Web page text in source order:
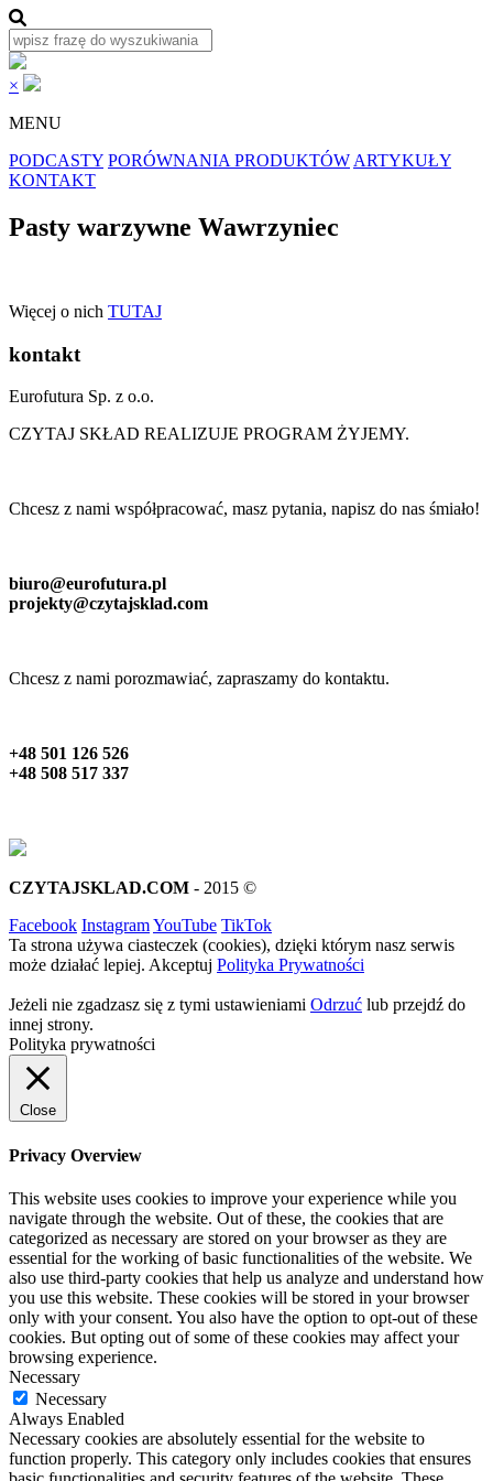
×
MENU
PODCASTY PORÓWNANIA PRODUKTÓW ARTYKUŁY
KONTAKT
Pasty warzywne Wawrzyniec
Więcej o nich TUTAJ
kontakt
Eurofutura Sp. z o.o.
CZYTAJ SKŁAD REALIZUJE PROGRAM ŻYJEMY.
Chcesz z nami współpracować, masz pytania, napisz do nas śmiało!
biuro@eurofutura.pl
projekty@czytajsklad.com
Chcesz z nami porozmawiać, zapraszamy do kontaktu.
+48 501 126 526
+48 508 517 337
CZYTAJSKLAD.COM - 2015 ©
Facebook InstagramYouTube TikTok
Ta strona używa ciasteczek (cookies), dzięki którym nasz serwis
może działać lepiej. Akceptuj Polityka Prywatności
Jeżeli nie zgadzasz się z tymi ustawieniami Odrzuć lub przejdź do
innej strony.
Polityka prywatności
Close
Privacy Overview
This website uses cookies to improve your experience while you
navigate through the website. Out of these, the cookies that are
categorized as necessary are stored on your browser as they are
essential for the working of basic functionalities of the website. We
also use third-party cookies that help us analyze and understand how
you use this website. These cookies will be stored in your browser
only with your consent. You also have the option to opt-out of these
cookies. But opting out of some of these cookies may affect your
browsing experience.
Necessary
Necessary
Always Enabled
Necessary cookies are absolutely essential for the website to
function properly. This category only includes cookies that ensures